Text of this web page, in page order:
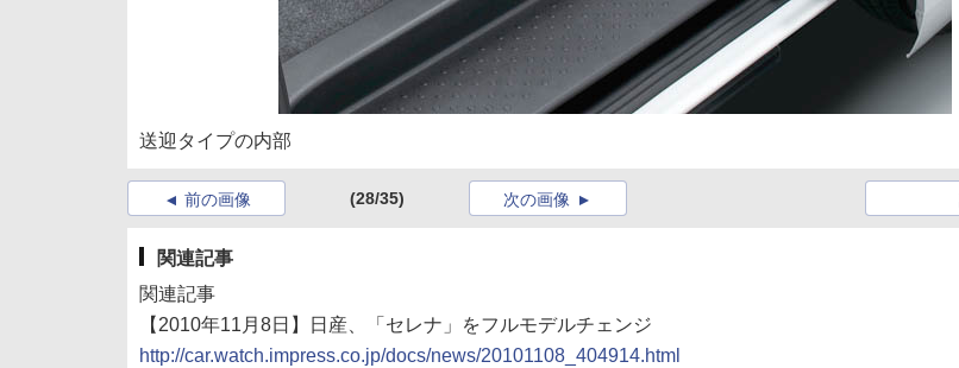
送迎タイプの内部
前の画像 (28/35) 次の画像
関連記事
関連記事
【2010年11月8日】日産、「セレナ」をフルモデルチェンジ
http://car.watch.impress.co.jp/docs/news/20101108_404914.html